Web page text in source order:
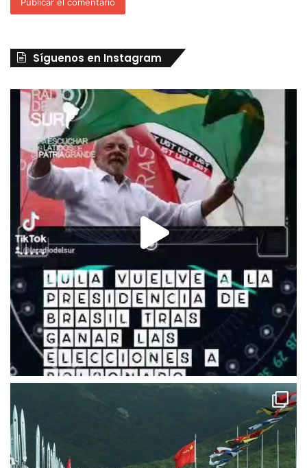
Síguenos en Instagram